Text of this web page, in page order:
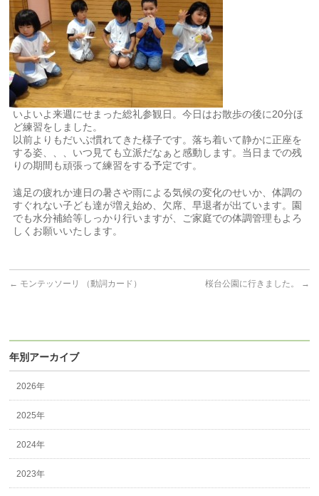
いよいよ来週にせまった総礼参観日。今日はお散歩の後に20分ほ
ど練習をしました。
以前よりもだいぶ慣れてきた様子です。落ち着いて静かに正座を
する姿、、、いつ見ても立派だなぁと感動します。当日までの残
りの期間も頑張って練習をする予定です。
遠足の疲れか連日の暑さや雨による気候の変化のせいか、体調の
すぐれない子ども達が増え始め、欠席、早退者が出ています。園
でも水分補給等しっかり行いますが、ご家庭での体調管理もよろ
しくお願いいたします。
← モンテッソーリ （動詞カード） 桜台公園に行きました。 →
年別アーカイブ
2026年
2025年
2024年
2023年